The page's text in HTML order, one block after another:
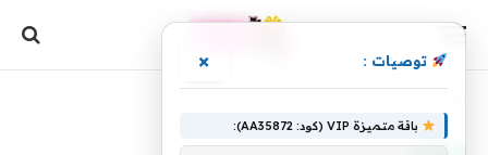
توصيات : ×
باقة متميزة VIP (كود: AA35872):